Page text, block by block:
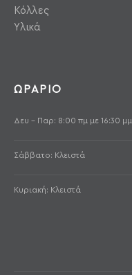
Κόλλες
Υλικά
ΩΡΑΡΙΟ
Δευ - Παρ: 8:00 πμ με 16:30 μμ
Σάββατο: Κλειστά
Κυριακή: Κλειστά